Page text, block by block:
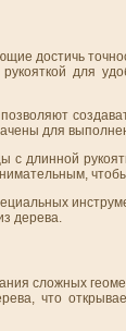
достичь
для
для
с длинной
дерева.
сложных
что